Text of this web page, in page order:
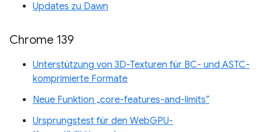
Updates zu Dawn
Chrome 139
Unterstützung von 3D-Texturen für BC- und ASTC-
komprimierte Formate
Neue Funktion „core-features-and-limits“
Ursprungstest für den WebGPU-